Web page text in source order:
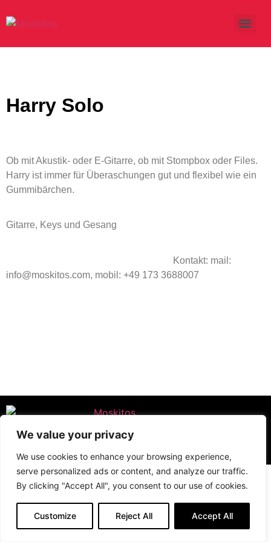
We value your privacy
We use cookies to enhance your browsing experience,
serve personalized ads or content, and analyze our traffic.
By clicking "Accept All", you consent to our use of cookies.
Customize Reject All Accept All
Harry Solo
Ob mit Akustik- oder E-Gitarre, ob mit Stompbox oder Files.
Harry ist immer für Überaschungen gut und flexibel wie ein
Gummibärchen.
Gitarre, Keys und Gesang
Kontakt: mail:
info@moskitos.com, mobil: +49 173 3688007
Impressum